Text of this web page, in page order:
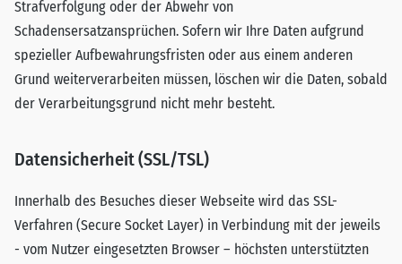
Strafverfolgung oder der Abwehr von
Schadensersatzansprüchen. Sofern wir Ihre Daten aufgrund
spezieller Aufbewahrungsfristen oder aus einem anderen
Grund weiterverarbeiten müssen, löschen wir die Daten, sobald
der Verarbeitungsgrund nicht mehr besteht.
Datensicherheit (SSL/TSL)
Innerhalb des Besuches dieser Webseite wird das SSL-
Verfahren (Secure Socket Layer) in Verbindung mit der jeweils
- vom Nutzer eingesetzten Browser – höchsten unterstützten